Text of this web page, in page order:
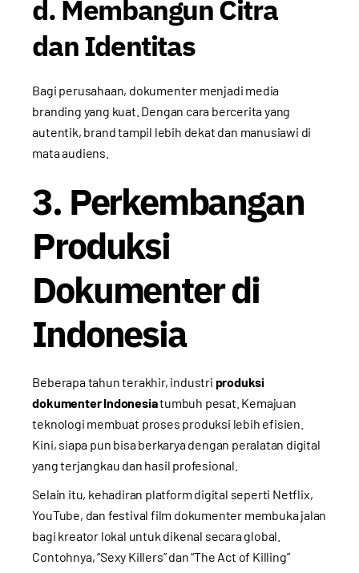
d. Membangun Citra
dan Identitas
Bagi perusahaan, dokumenter menjadi media
branding yang kuat. Dengan cara bercerita yang
autentik, brand tampil lebih dekat dan manusiawi di
mata audiens.
3. Perkembangan
Produksi
Dokumenter di
Indonesia
Beberapa tahun terakhir, industri produksi
dokumenter Indonesiatumbuh pesat. Kemajuan
teknologi membuat proses produksi lebih efisien.
Kini, siapa pun bisa berkarya dengan peralatan digital
yang terjangkau dan hasil profesional.
Selain itu, kehadiran platform digital seperti Netflix,
YouTube, dan festival film dokumenter membuka jalan
bagi kreator lokal untuk dikenal secara global.
Contohnya, “Sexy Killers” dan “The Act of Killing”